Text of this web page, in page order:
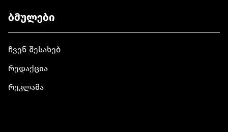
ბმულები
ჩვენ შესახებ
რედაქცია
რეკლამა